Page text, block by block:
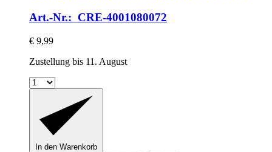
Art.-Nr.: CRE-4001080072
€ 9,99
Zustellung bis 11. August
In den Warenkorb